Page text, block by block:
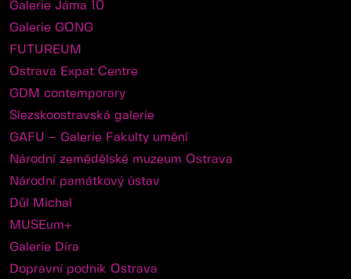
Galerie Jáma 10
Galerie GONG
FUTUREUM
Ostrava Expat Centre
GDM contemporary
Slezskoostravská galerie
GAFU – Galerie Fakulty umění
Národní zemědělské muzeum Ostrava
Národní památkový ústav
Důl Michal
MUSEum+
Galerie Díra
Dopravní podnik Ostrava